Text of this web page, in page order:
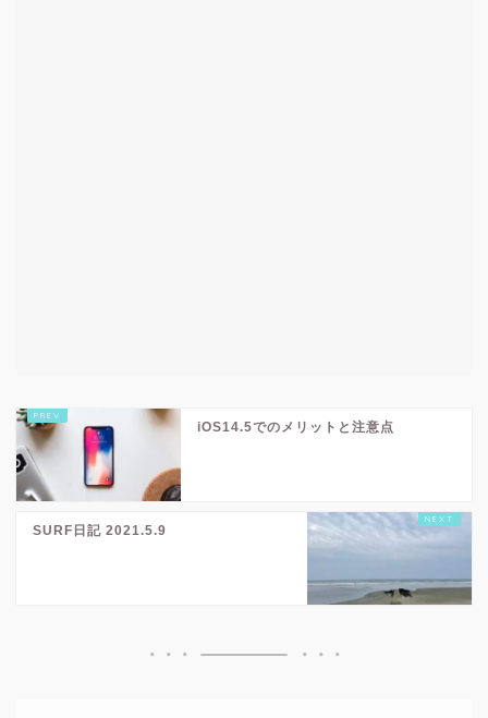
iOS14.5でのメリットと注意点
SURF日記 2021.5.9